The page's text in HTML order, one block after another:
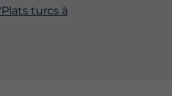
turcs à